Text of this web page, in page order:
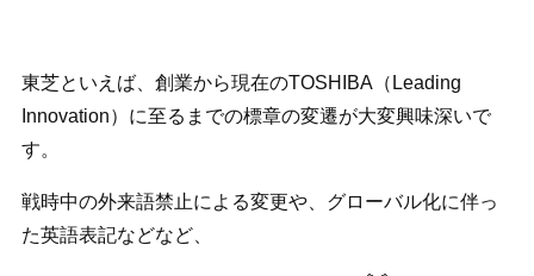
東芝といえば、創業から現在のTOSHIBA（Leading
Innovation）に至るまでの標章の変遷が大変興味深いで
す。
戦時中の外来語禁止による変更や、グローバル化に伴っ
た英語表記などなど、